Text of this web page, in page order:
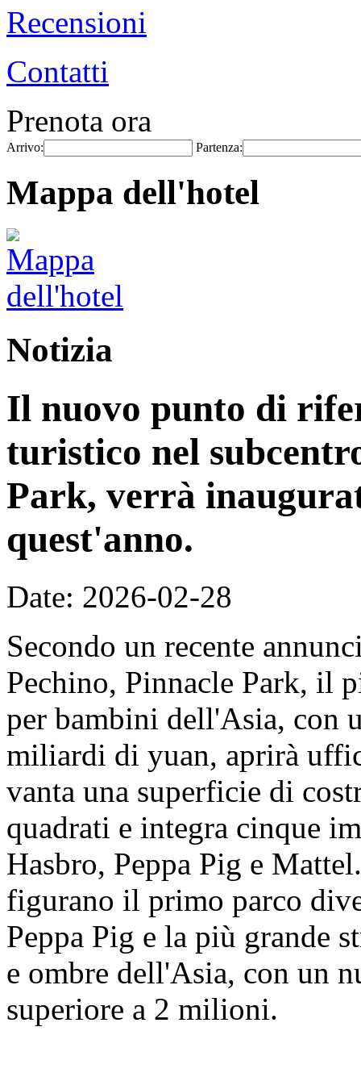
Recensioni
Contatti
Prenota ora
Arrivo: Partenza:
Mappa dell'hotel
Notizia
Il nuovo punto di
turistico nel
Park, verrà
quest'anno.
Date: 2026-02-28
Secondo un recente
Pechino, Pinnacle Park, il
per bambini dell'Asia, con
miliardi di yuan, aprirà
vanta una superficie di
quadrati e integra cinque
Hasbro, Peppa Pig e
figurano il primo parco
Peppa Pig e la più grande
e ombre dell'Asia, con un
superiore a 2 milioni.